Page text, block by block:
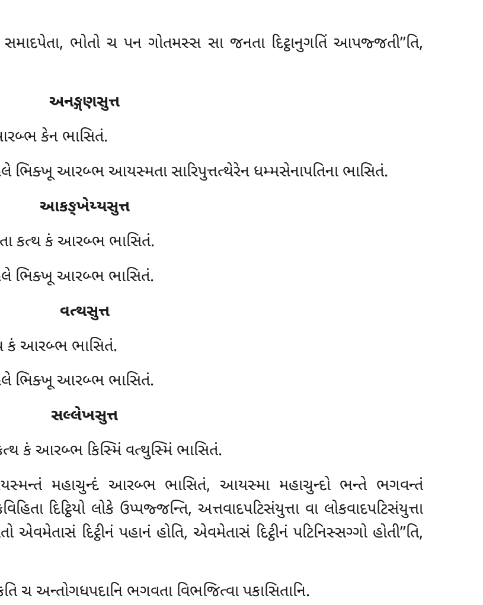
ભોતો ચ પન ગોતમસ્સ સા જનતા દિટ્ઠાનુગતિં આપજ્જતી’’તિ,
અનઙ્ગણસુત્ત
કેન ભાસિતં.
ભિક્ખૂ આરબ્ભ આયસ્મતા સારિપુત્તત્થેરેન ધમ્મસેનાપતિના ભાસિતં.
આકઙ્ખેય્યસુત્ત
કત્થ કં આરબ્ભ ભાસિતં.
ભિક્ખૂ આરબ્ભ ભાસિતં.
વત્થસુત્ત
કં આરબ્ભ ભાસિતં.
ભિક્ખૂ આરબ્ભ ભાસિતં.
સલ્લેખસુત્ત
કં આરબ્ભ કિસ્મિં વત્થુસ્મિં ભાસિતં.
મહાચુન્દં આરબ્ભ ભાસિતં, આયસ્મા મહાચુન્દો ભન્તે ભગવન્તં
દિટ્ઠિયો લોકે ઉપ્પજ્જન્તિ, અત્તવાદપટિસંયુત્તા વા લોકવાદપટિસંયુત્તા
દિટ્ઠીનં પહાનં હોતિ, એવમેતાસં દિટ્ઠીનં પટિનિસ્સગ્ગો હોતી’’તિ,
ચ અન્તોગધપદાનિ ભગવતા વિભજિત્વા પકાસિતાનિ.